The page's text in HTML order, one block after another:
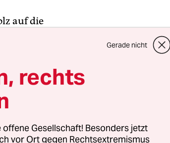
auf die
unterstreicht
Jugendarbeit
fördern,
schaffen, mit
bleiben.
starke Lobby in
Gerade nicht
rechts
Gesellschaft! Besonders jetzt
vor Ort gegen Rechtsextremismus